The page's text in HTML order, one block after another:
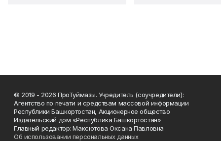
© 2019 - 2026 ПроТуймазы. Учредитель (соучредители):
Агентство по печати и средствам массовой информации
Республики Башкортостан, Акционерное общество
Издательский дом «Республика Башкортостан»
Главный редактор: Максютова Оксана Павловна
Об использовании персональных данных